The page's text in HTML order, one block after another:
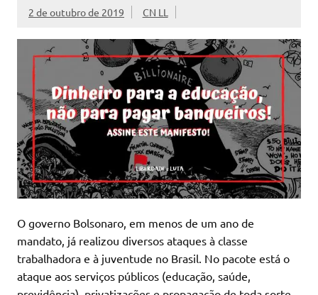
2 de outubro de 2019 CN LL
O governo Bolsonaro, em menos de um ano de
mandato, já realizou diversos ataques à classe
trabalhadora e à juventude no Brasil. No pacote está o
ataque aos serviços públicos (educação, saúde,